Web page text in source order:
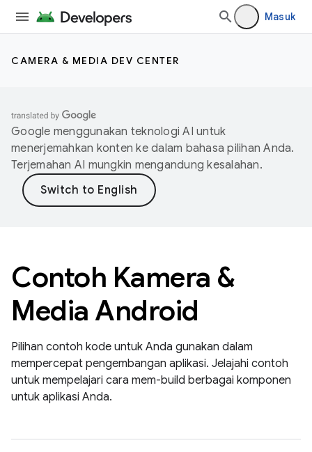
Masuk
CAMERA & MEDIA DEV CENTER
Google menggunakan teknologi AI untuk
menerjemahkan konten ke dalam bahasa pilihan Anda.
Terjemahan AI mungkin mengandung kesalahan.
Contoh Kamera &
Media Android
Pilihan contoh kode untuk Anda gunakan dalam
mempercepat pengembangan aplikasi. Jelajahi contoh
untuk mempelajari cara mem-build berbagai komponen
untuk aplikasi Anda.